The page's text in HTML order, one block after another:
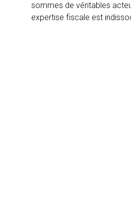
sommes de véritables
expertise fiscale est